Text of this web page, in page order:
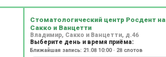
Стоматологический центр Росдент на
Сакко и Ванцетти
Владимир, Сакко и Ванцетти, д.46
Выберите день и время приёма:
Ближайшая запись: 21.08 10:00 · 28 слотов